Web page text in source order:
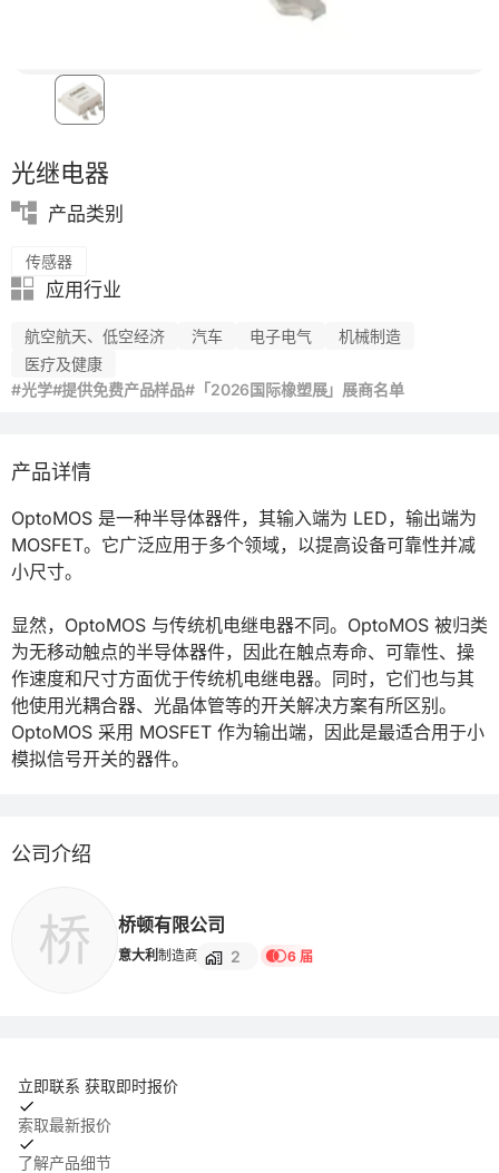
光继电器
产品类别
传感器
应用行业
航空航天、低空经济 汽车 电子电气
机械制造
医疗及健康
#光学#提供免费产品样品#「2026国际橡塑展」展商名单
产品详情
OptoMOS 是一种半导体器件，其输入端为 LED，输出端为
MOSFET。它广泛应用于多个领域，以提高设备可靠性并减
小尺寸。
显然，OptoMOS 与传统机电继电器不同。OptoMOS 被归类
为无移动触点的半导体器件，因此在触点寿命、可靠性、操
作速度和尺寸方面优于传统机电继电器。同时，它们也与其
他使用光耦合器、光晶体管等的开关解决方案有所区别。
OptoMOS 采用 MOSFET 作为输出端，因此是最适合用于小
模拟信号开关的器件。
公司介绍
桥 桥顿有限公司
意大利制造商 2 6 届
立即联系 获取即时报价
索取最新报价
了解产品细节